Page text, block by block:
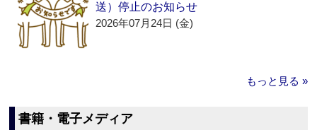
送）停止のお知らせ
2026年07月24日 (金)
もっと見る »
書籍・電子メディア